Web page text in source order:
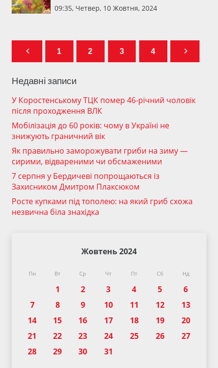
09:35, Четвер, 10 Жовтня, 2024
1 2 3 4
Недавні записи
У Коростенському ТЦК помер 46-річний чоловік
після проходження ВЛК
Мобілізація до 60 років: чому в Україні не
знижують граничний вік
Як правильно заморожувати гриби на зиму —
сирими, відвареними чи обсмаженими
7 серпня у Бердичеві попрощаються із
Захисником Дмитром Плаксюком
Росте купками під тополею: на який гриб схожа
незвична біла знахідка
Жовтень 2024
Пн Вт Ср Чт Пт Сб Нд
1 2 3 4 5
6
7
8 9 10 11 12
13
14
15 16 17 18 19
20
21
22 23 24 25 26
27
28
29 30 31